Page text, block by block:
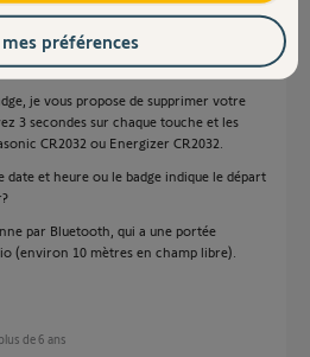
et des arrivées non-stops.
il faudrait le placer à côté du Link
je vous propose de supprimer votre
3 secondes sur chaque touche et les
CR2032 ou Energizer CR2032.
et heure ou le badge indique le départ
par Bluetooth, qui a une portée
(environ 10 mètres en champ libre).
de 6 ans
préférences